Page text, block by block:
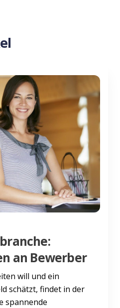
an Bewerber
will und ein
schätzt, findet in der
spannende